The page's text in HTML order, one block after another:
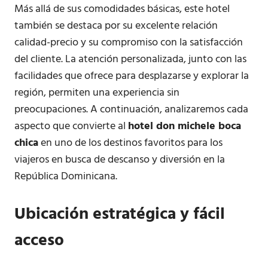
Más allá de sus comodidades básicas, este hotel
también se destaca por su excelente relación
calidad-precio y su compromiso con la satisfacción
del cliente. La atención personalizada, junto con las
facilidades que ofrece para desplazarse y explorar la
región, permiten una experiencia sin
preocupaciones. A continuación, analizaremos cada
aspecto que convierte al hotel don michele boca
chicaen uno de los destinos favoritos para los
viajeros en busca de descanso y diversión en la
República Dominicana.
Ubicación estratégica y fácil
acceso